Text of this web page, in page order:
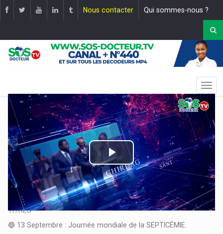
Nous contacter Qui sommes-nous ?
Play
Video
Le JT : 19H30 |Mise en ligne le : 13 septembre 2024
TITRES
🔵 13 Septembre : Journée mondiale de la SEPTICÉMIE.